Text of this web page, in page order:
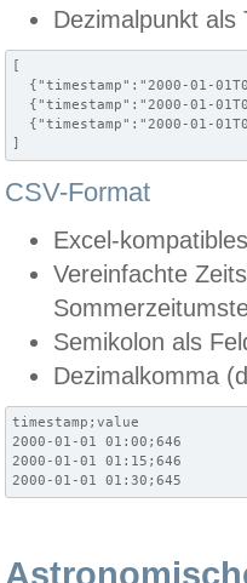
Dezimalpunkt als
[
{"timestamp":"2000-01-
{"timestamp":"2000-01-
{"timestamp":"2000-01-
]
CSV-Format
Excel-
Vereinfachte
Semikolon als
Dezimalkomma
timestamp;value
2000-01-01 01:00;646
2000-01-01 01:15;646
2000-01-01 01:30;645